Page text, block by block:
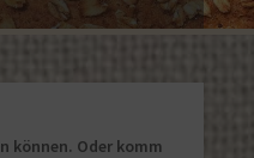
können. Oder komm